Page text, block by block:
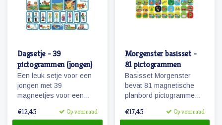
Dagsetje - 39
pictogrammen (jongen)
Een leuk setje voor een
jongen met 39
magneetjes voor een
magneetjes voor school,
€12,45 Op voorraad
Morgenster basisset -
81 pictogrammen
Basisset Morgenster
bevat 81 magnetische
planbord pictogrammen
planbord Morgenster.
€17,45 Op voorraad